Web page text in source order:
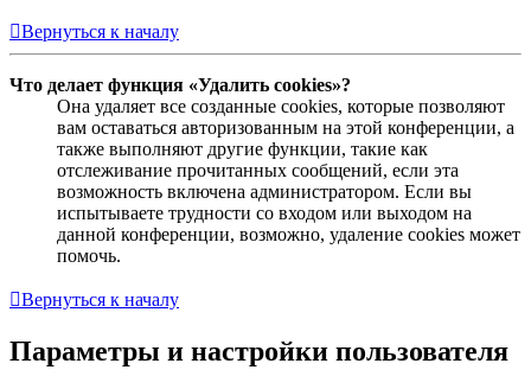
Вернуться к началу
Что делает функция «Удалить cookies»?
Она удаляет все созданные cookies, которые позволяют
вам оставаться авторизованным на этой конференции, а
также выполняют другие функции, такие как
отслеживание прочитанных сообщений, если эта
возможность включена администратором. Если вы
испытываете трудности со входом или выходом на
данной конференции, возможно, удаление cookies может
помочь.
Вернуться к началу
Параметры и настройки пользователя